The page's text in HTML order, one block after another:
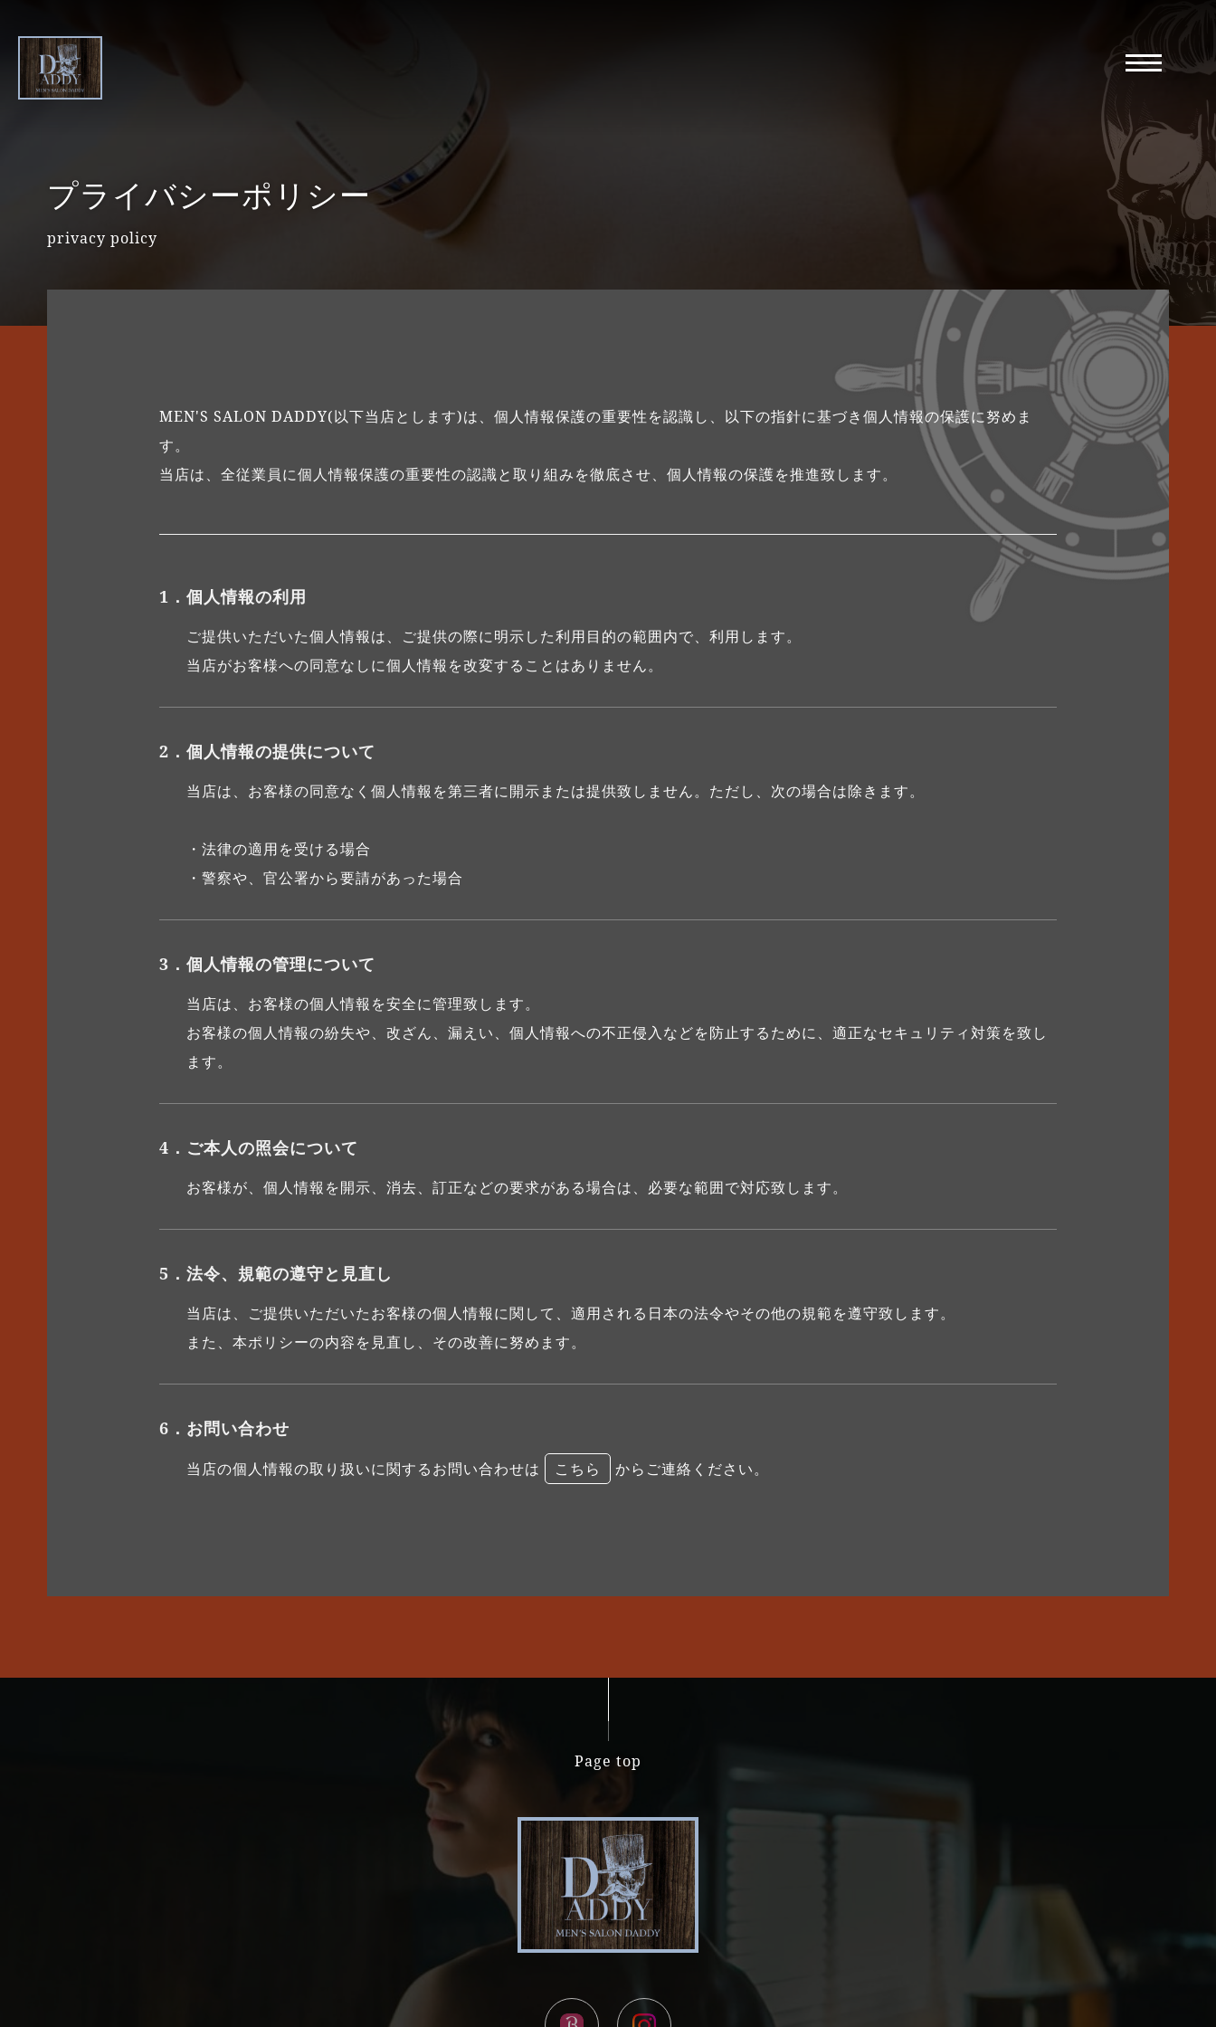
プライバシーポリシー
privacy policy
MEN'S SALON DADDY(以下当店とします)は、個人情報保護の重要性を認識し、以下の指針に基づき個人情報の保護に努めま
す。
当店は、全従業員に個人情報保護の重要性の認識と取り組みを徹底させ、個人情報の保護を推進致します。
1．個人情報の利用
ご提供いただいた個人情報は、ご提供の際に明示した利用目的の範囲内で、利用します。
当店がお客様への同意なしに個人情報を改変することはありません。
2．個人情報の提供について
当店は、お客様の同意なく個人情報を第三者に開示または提供致しません。ただし、次の場合は除きます。
・法律の適用を受ける場合
・警察や、官公署から要請があった場合
3．個人情報の管理について
当店は、お客様の個人情報を安全に管理致します。
お客様の個人情報の紛失や、改ざん、漏えい、個人情報への不正侵入などを防止するために、適正なセキュリティ対策を致し
ます。
4．ご本人の照会について
お客様が、個人情報を開示、消去、訂正などの要求がある場合は、必要な範囲で対応致します。
5．法令、規範の遵守と見直し
当店は、ご提供いただいたお客様の個人情報に関して、適用される日本の法令やその他の規範を遵守致します。
また、本ポリシーの内容を見直し、その改善に努めます。
6．お問い合わせ
当店の個人情報の取り扱いに関するお問い合わせは こちら からご連絡ください。
Page top